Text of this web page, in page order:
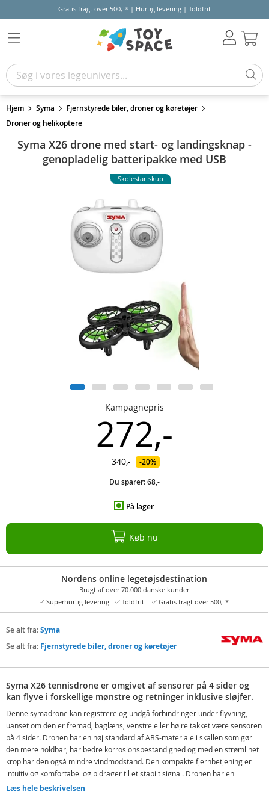
Gratis fragt over 500,-* | Hurtig levering | Toldfrit
Hjem Syma
Fjernstyrede biler, droner og køretøjer
Droner og helikoptere
Syma X26 drone med start- og landingsknap -
genopladelig batteripakke med USB
Skolestartskup
Kampagnepris
272,-
340,-
20%
Du sparer:68,-
På lager
Køb nu
Nordens online legetøjsdestination
Brugt af over 70.000 danske kunder
Superhurtig levering
Toldfrit Gratis fragt over 500,-*
Se alt fra:Syma
Se alt fra: Fjernstyrede biler, droner og køretøjer
Syma X26 tennisdrone er omgivet af sensorer på 4 sider og
kan flyve i forskellige mønstre og retninger inklusive sløjfer.
Denne symadrone kan registrere og undgå forhindringer under flyvning,
uanset om den er fremad, baglæns, venstre eller højre takket være sensoren
på 4 sider. Dronen har en høj standard af ABS-materiale i skallen som gør
den mere holdbar, har bedre korrosionsbestandighed og med en strømlinet
krop har den også mindre vindmodstand. Den kompakte fjernbetjening er
intuitiv og komfortabel og bidrager til et stabilt signal. Dronen har en
flyveafstand fra controlleren på omkring 30 meter.
Læs hele beskrivelsen